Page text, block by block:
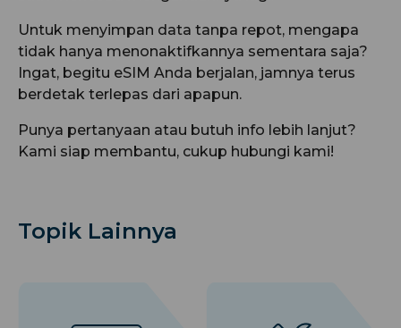
Untuk menyimpan data tanpa repot, mengapa
tidak hanya menonaktifkannya sementara saja?
Ingat, begitu eSIM Anda berjalan, jamnya terus
berdetak terlepas dari apapun.
Punya pertanyaan atau butuh info lebih lanjut?
Kami siap membantu, cukup hubungi kami!
Topik Lainnya